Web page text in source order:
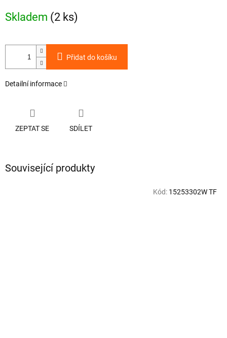
cena:
Skladem (2 ks)
Přidat do košíku
Detailní informace
ZEPTAT SE SDÍLET
Související produkty
Kód: 15253302W TF